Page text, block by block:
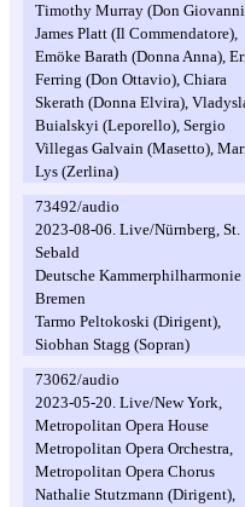
Timothy Murray (Don
James Platt (Il Commendatore),
Emöke Barath (Donna Anna),
Ferring (Don Ottavio), Chiara
Skerath (Donna Elvira),
Buialskyi (Leporello), Sergio
Villegas Galvain (Masetto),
Lys (Zerlina)
73492/audio
2023-08-06. Live/Nürnberg, St.
Sebald
Deutsche Kammerphilharmonie
Bremen
Tarmo Peltokoski (Dirigent),
Siobhan Stagg (Sopran)
73062/audio
2023-05-20. Live/New York,
Metropolitan Opera House
Metropolitan Opera Orchestra,
Metropolitan Opera Chorus
Nathalie Stutzmann (Dirigent),